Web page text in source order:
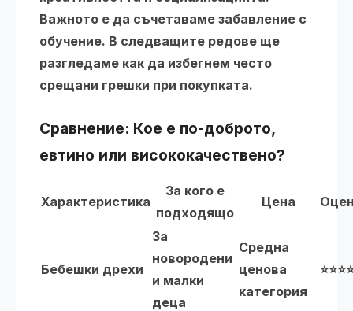
Важното е да съчетаваме забавление с
обучение. В следващите редове ще
разгледаме как да избегнем често
срещани грешки при покупката.
Сравнение: Кое е по-доброто,
евтино или висококачествено?
Характеристика
За кого е
подходящо
Цена
Бебешки дрехи
За
новородени
и малки
деца
Средна
ценова
категория